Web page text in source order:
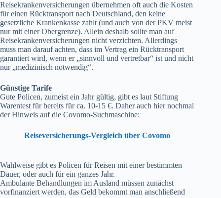
Reisekrankenversicherungen übernehmen oft auch die Kosten
für einen Rücktransport nach Deutschland, den keine
gesetzliche Krankenkasse zahlt (und auch von der PKV meist
nur mit einer Obergrenze). Allein deshalb sollte man auf
Reisekrankenversicherungen nicht verzichten. Allerdings
muss man darauf achten, dass im Vertrag ein Rücktransport
garantiert wird, wenn er „sinnvoll und vertretbar“ ist und nicht
nur „medizinisch notwendig“.
Günstige Tarife
Gute Policen, zumeist ein Jahr gültig, gibt es laut Stiftung
Warentest für bereits für ca. 10-15 €. Daher auch hier nochmal
der Hinweis auf die Covomo-Suchmaschine:
Reiseversicherungs-Vergleich über Covomo
Wahlweise gibt es Policen für Reisen mit einer bestimmten
Dauer, oder auch für ein ganzes Jahr.
Ambulante Behandlungen im Ausland müssen zunächst
vorfinanziert werden, das Geld bekommt man anschließend